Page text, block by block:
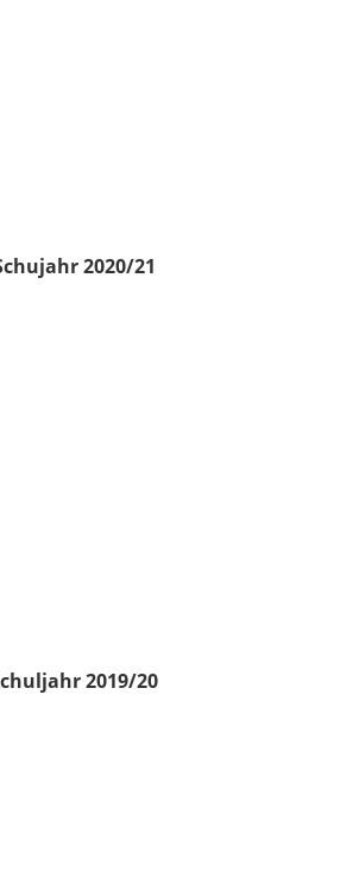
2020/21
2019/20